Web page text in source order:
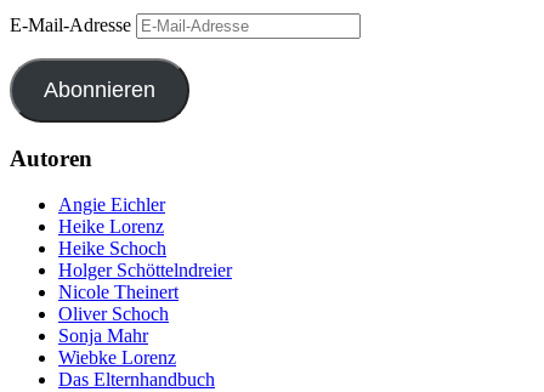
E-Mail-Adresse
Abonnieren
Autoren
Angie Eichler
Heike Lorenz
Heike Schoch
Holger Schöttelndreier
Nicole Theinert
Oliver Schoch
Sonja Mahr
Wiebke Lorenz
Das Elternhandbuch